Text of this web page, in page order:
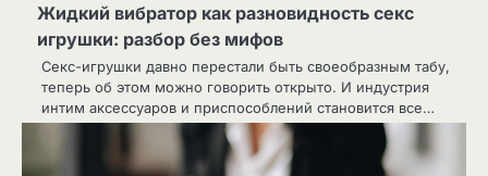
Жидкий вибратор как разновидность секс
игрушки: разбор без мифов
Секс-игрушки давно перестали быть своеобразным табу,
теперь об этом можно говорить открыто. И индустрия
интим аксессуаров и приспособлений становится все…